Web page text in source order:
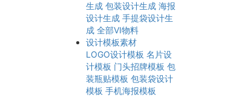
生成 包装设计生成 海报
设计生成 手提袋设计生
成 全部VI物料
设计模板素材
LOGO设计模板 名片设
计模板 门头招牌模板 包
装瓶贴模板 包装袋设计
模板 手机海报模板